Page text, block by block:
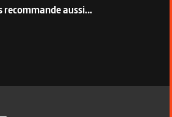
recommande aussi...